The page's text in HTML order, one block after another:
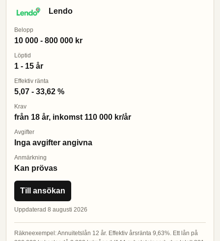
Lendo
Belopp
10 000 - 800 000 kr
Löptid
1 - 15 år
Effektiv ränta
5,07 - 33,62 %
Krav
från 18 år, inkomst 110 000 kr/år
Avgifter
Inga avgifter angivna
Anmärkning
Kan prövas
Till ansökan
Uppdaterad 8 augusti 2026
Räkneexempel: Annuitetslån 12 år. Effektiv årsränta 9,63%. Ett lån på